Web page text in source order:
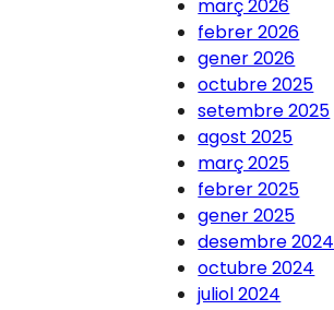
març 2026
febrer 2026
gener 2026
octubre 2025
setembre 2025
agost 2025
març 2025
febrer 2025
gener 2025
desembre 2024
octubre 2024
juliol 2024